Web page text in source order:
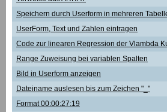
Speichern durch Userform in mehreren
UserForm, Text und Zahlen eintragen
Code zur linearen Regression der Vlambda
Range Zuweisung bei variablen Spalten
Bild in Userform anzeigen
Dateiname auslesen bis zum Zeichen "_"
Format 00:00:27:19